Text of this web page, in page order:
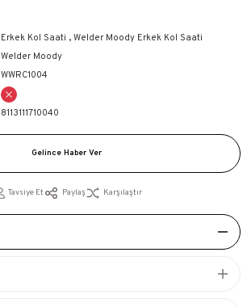
Erkek Kol Saati , Welder Moody Erkek Kol Saati
Welder Moody
WWRC1004
8113111710040
Gelince Haber Ver
Tavsiye Et Paylaş Karşılaştır